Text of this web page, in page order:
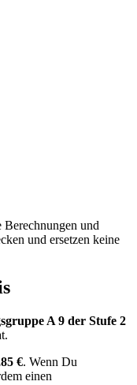
und
und ersetzen keine
A 9 der Stufe 2
€. Wenn Du
einen